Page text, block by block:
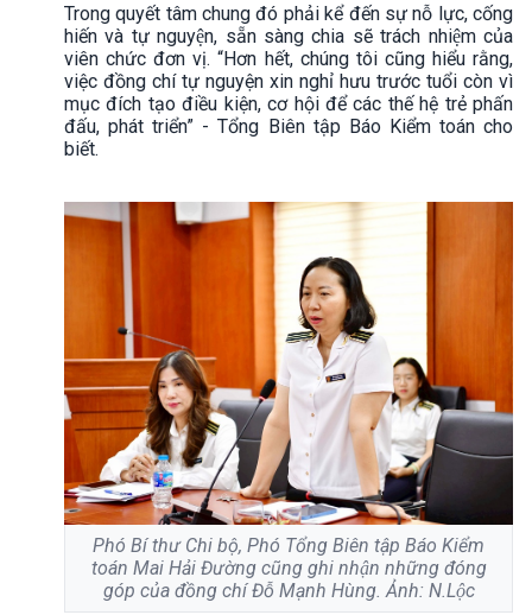
Trong quyết tâm chung đó phải kể đến sự nỗ lực, cống
hiến và tự nguyện, sẵn sàng chia sẽ trách nhiệm của
viên chức đơn vị. “Hơn hết, chúng tôi cũng hiểu rằng,
việc đồng chí tự nguyện xin nghỉ hưu trước tuổi còn vì
mục đích tạo điều kiện, cơ hội để các thế hệ trẻ phấn
đấu, phát triển” - Tổng Biên tập Báo Kiểm toán cho
biết.
Phó Bí thư Chi bộ, Phó Tổng Biên tập Báo Kiểm
toán Mai Hải Đường cũng ghi nhận những đóng
góp của đồng chí Đỗ Mạnh Hùng. Ảnh: N.Lộc